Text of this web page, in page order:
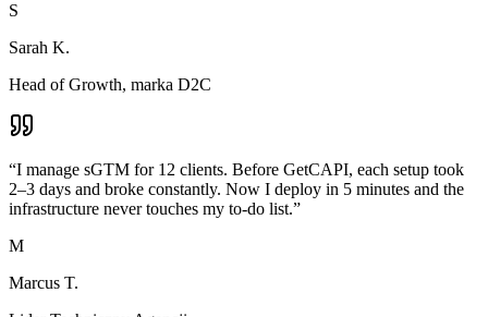
S
Sarah K.
Head of Growth, marka D2C
“I manage sGTM for 12 clients. Before GetCAPI, each setup took
2–3 days and broke constantly. Now I deploy in 5 minutes and the
infrastructure never touches my to-do list.”
M
Marcus T.